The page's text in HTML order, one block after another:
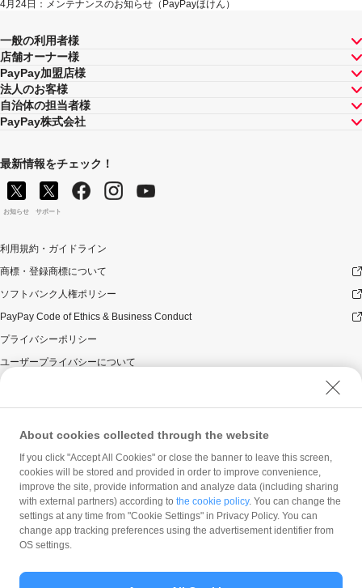
4月24日：メンテナンスのお知らせ（PayPayほけん）
一般の利用者様
店舗オーナー様
PayPay加盟店様
法人のお客様
自治体の担当者様
PayPay株式会社
最新情報をチェック！
お知らせ サポート
利用規約・ガイドライン
商標・登録商標について
ソフトバンク人権ポリシー
PayPay Code of Ethics & Business Conduct
プライバシーポリシー
ユーザープライバシーについて
ウェブサイト利用規約
反社会的勢力に対する方針
勧誘方針
マネロン等基本方針
カスタマーハラスメントに関する当社の考え方
About cookies collected through the website
If you click "Accept All Cookies" or close the banner to leave this screen,
cookies will be stored and provided in order to improve convenience,
improve the site, provide information and analyze data (including sharing
with external partners) according to the cookie policy. You can change the
settings at any time from "Cookie Settings" in Privacy Policy. You can
change app tracking preferences using the advertisement identifier from
OS settings.